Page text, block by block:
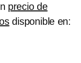
precio de
disponible en: